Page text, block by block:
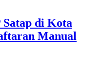
Satap di Kota
Manual